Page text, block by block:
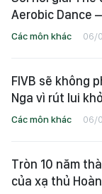
Aerobic Dance
Các môn khác 06/
FIVB sẽ không
Nga vì rút lui
Các môn khác 06/
Tròn 10 năm
của xạ thủ